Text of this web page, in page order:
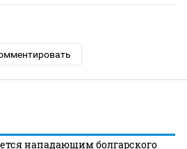
нападающим болгарского